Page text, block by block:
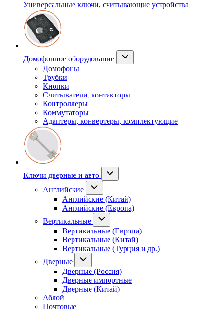
Универсальные ключи, считывающие устройства
Домофонное оборудование
Домофоны
Трубки
Кнопки
Считыватели, контакторы
Контроллеры
Коммутаторы
Адаптеры, конвертеры, комплектующие
Ключи дверные и авто
Английские
Английские (Китай)
Английские (Европа)
Вертикальные
Вертикальные (Европа)
Вертикальные (Китай)
Вертикальные (Турция и др.)
Дверные
Дверные (Россия)
Дверные импортные
Дверные (Китай)
Аблой
Почтовые